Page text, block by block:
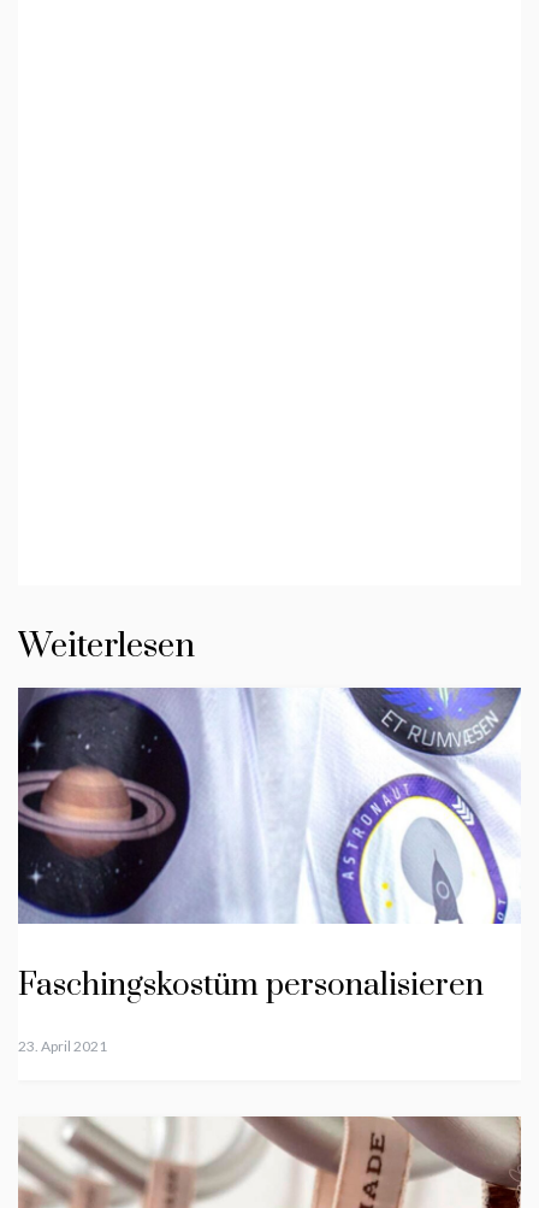
Weiterlesen
Faschingskostüm personalisieren
23. April 2021